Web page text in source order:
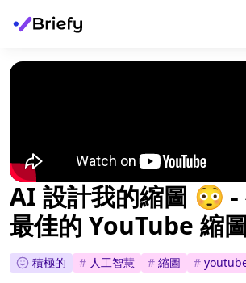
AI 設計我的縮圖 😳 -
最佳的 YouTube 縮圖
積極的 # 人工智慧 # 縮圖 #